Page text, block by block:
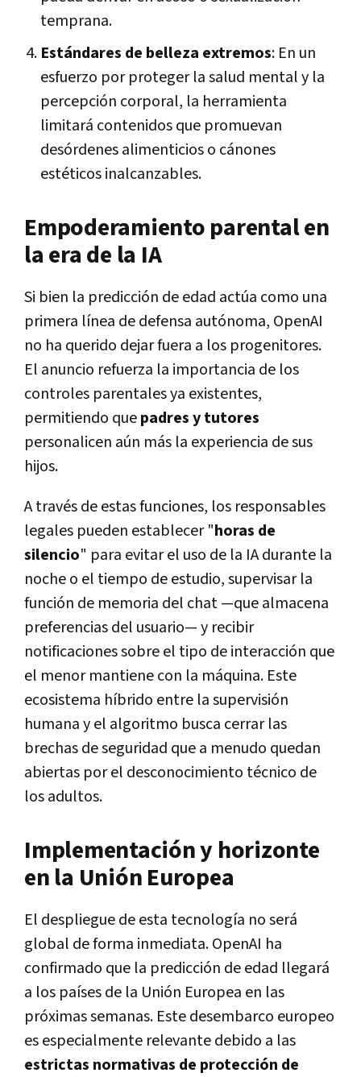
temprana.
Estándares de belleza extremos: En un
esfuerzo por proteger la salud mental y la
percepción corporal, la herramienta
limitará contenidos que promuevan
desórdenes alimenticios o cánones
estéticos inalcanzables.
Empoderamiento parental en
la era de la IA
Si bien la predicción de edad actúa como una
primera línea de defensa autónoma, OpenAI
no ha querido dejar fuera a los progenitores.
El anuncio refuerza la importancia de los
controles parentales ya existentes,
permitiendo quepadres y tutores
personalicen aún más la experiencia de sus
hijos.
A través de estas funciones, los responsables
legales pueden establecer "horas de
silencio" para evitar el uso de la IA durante la
noche o el tiempo de estudio, supervisar la
función de memoria del chat —que almacena
preferencias del usuario— y recibir
notificaciones sobre el tipo de interacción que
el menor mantiene con la máquina. Este
ecosistema híbrido entre la supervisión
humana y el algoritmo busca cerrar las
brechas de seguridad que a menudo quedan
abiertas por el desconocimiento técnico de
los adultos.
Implementación y horizonte
en la Unión Europea
El despliegue de esta tecnología no será
global de forma inmediata. OpenAI ha
confirmado que la predicción de edad llegará
a los países de la Unión Europea en las
próximas semanas. Este desembarco europeo
es especialmente relevante debido a las
estrictas normativas de protección de